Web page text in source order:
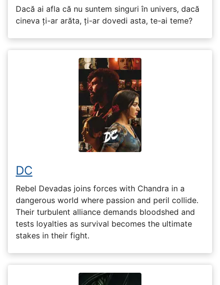
Dacă ai afla că nu suntem singuri în univers, dacă
cineva ți-ar arăta, ți-ar dovedi asta, te-ai teme?
DC
Rebel Devadas joins forces with Chandra in a
dangerous world where passion and peril collide.
Their turbulent alliance demands bloodshed and
tests loyalties as survival becomes the ultimate
stakes in their fight.